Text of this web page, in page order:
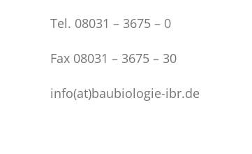
Tel. 08031 – 3675 – 0
Fax 08031 – 3675 – 30
info(at)baubiologie-ibr.de